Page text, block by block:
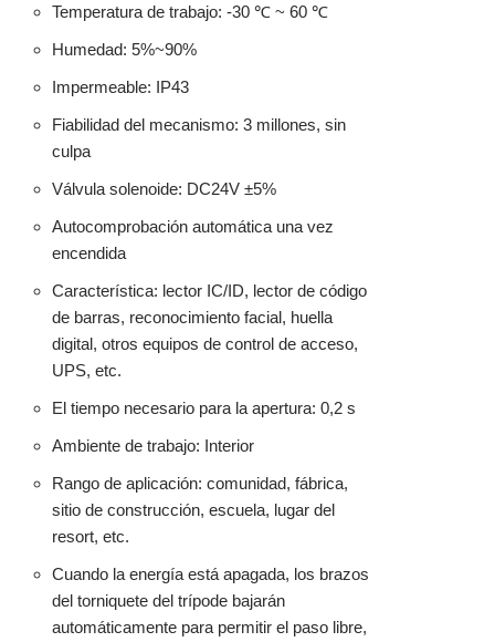
Temperatura de trabajo: -30 ℃ ~ 60 ℃
Humedad: 5%~90%
Impermeable: IP43
Fiabilidad del mecanismo: 3 millones, sin
culpa
Válvula solenoide: DC24V ±5%
Autocomprobación automática una vez
encendida
Característica: lector IC/ID, lector de código
de barras, reconocimiento facial, huella
digital, otros equipos de control de acceso,
UPS, etc.
El tiempo necesario para la apertura: 0,2 s
Ambiente de trabajo: Interior
Rango de aplicación: comunidad, fábrica,
sitio de construcción, escuela, lugar del
resort, etc.
Cuando la energía está apagada, los brazos
del torniquete del trípode bajarán
automáticamente para permitir el paso libre,